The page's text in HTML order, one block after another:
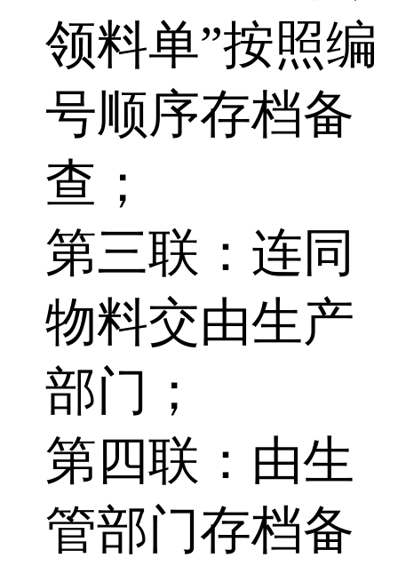
领料单”按照编
号顺序存档备
查；
第三联：连同
物料交由生产
部门；
第四联：由生
管部门存档备